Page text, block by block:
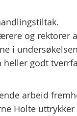
og rektorer
i
heller godt
arbeid
Holte